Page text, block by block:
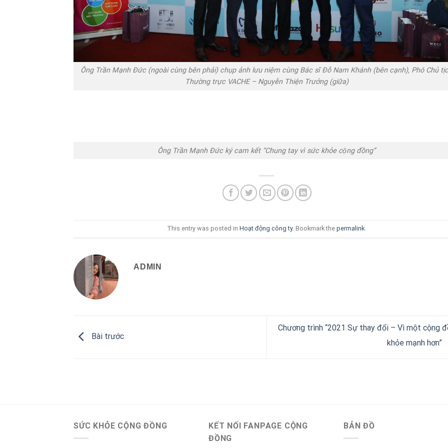
Ông Trần Mạnh Đức (ngoài cùng bên phải) chụp ảnh lưu niệm cùng Bác sĩ Đỗ Nam Khánh (bên cạnh), Phó Chủ
Thường trực VACHE – Nguyễn Thiện Trưởng (giữa)
Ông Trần Mạnh Đức ký cam kết “Chung tay vì sức khỏe cộng đồng”
This entry was posted inHoạt động công ty. Bookmark thepermalink.
ADMIN
Bài trước
Chương trình “2021 Sự thay đổi – Vì một cộng
khỏe mạnh hơn”
SỨC KHỎE CỘNG ĐỒNG
KẾT NỐI FANPAGE CỘNG
ĐỒNG
BẢN ĐỒ